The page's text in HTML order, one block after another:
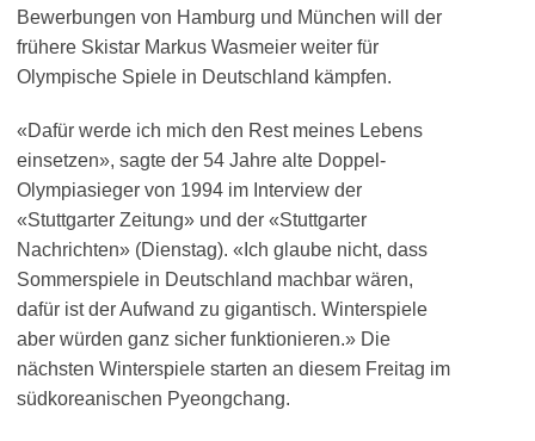
Bewerbungen von Hamburg und München will der
frühere Skistar Markus Wasmeier weiter für
Olympische Spiele in Deutschland kämpfen.
«Dafür werde ich mich den Rest meines Lebens
einsetzen», sagte der 54 Jahre alte Doppel-
Olympiasieger von 1994 im Interview der
«Stuttgarter Zeitung» und der «Stuttgarter
Nachrichten» (Dienstag). «Ich glaube nicht, dass
Sommerspiele in Deutschland machbar wären,
dafür ist der Aufwand zu gigantisch. Winterspiele
aber würden ganz sicher funktionieren.» Die
nächsten Winterspiele starten an diesem Freitag im
südkoreanischen Pyeongchang.